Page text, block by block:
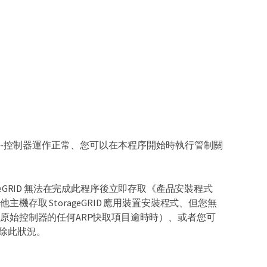
控制器運作正常、您可以在本程序開始時執行管制關
無法在完成此程序後立即存取《產品安裝程式
主機存取 StorageGRID 應用裝置安裝程式、但您無
始控制器的任何ARP快取項目逾時時）、或者您可
此狀況。